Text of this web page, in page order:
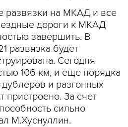
развязки на МКАД и все
дороги к МКАД
завершить. В
развязка будет
Сегодня
106 км, и еще порядка
и разгонных
За счет
сильно
М.Хуснуллин.